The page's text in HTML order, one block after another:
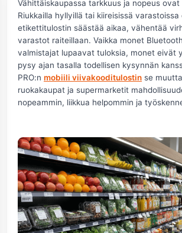
Vähittäiskaupassa tarkkuus ja nopeus
Riukkailla hyllyillä tai kiireisissä
etikettitulostin säästää aikaa, vähentää
varastot raiteillaan. Vaikka monet
valmistajat lupaavat tuloksia, monet eivät
pysy ajan tasalla todellisen kysynnän
PRO:n mobiili viivakooditulostin se
ruokakaupat ja supermarketit
nopeammin, liikkua helpommin ja